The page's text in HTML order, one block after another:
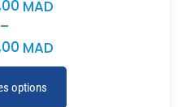
MAD
–
MAD
options